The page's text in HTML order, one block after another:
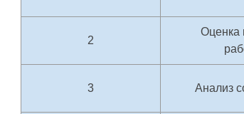
2
Оценка
3 Анализ